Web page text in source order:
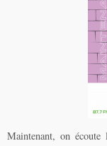
Maintenant, on